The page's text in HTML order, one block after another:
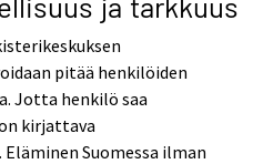
pitää henkilöiden
Jotta henkilö saa
kirjattava
Suomessa ilman